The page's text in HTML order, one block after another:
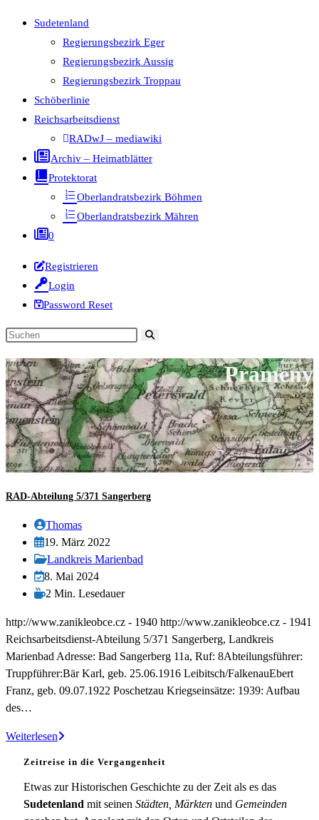
Sudetenland
Regierungsbezirk Eger
Regierungsbezirk Aussig
Regierungsbezirk Troppau
Schöberlinie
Reichsarbeitsdienst
RADwJ – mediawiki
Archiv – Heimatblätter
Protektorat
Oberlandratsbezirk Böhmen
Oberlandratsbezirk Mähren
0
Registrieren
Login
Password Reset
Diese
durchsuchen
Prameny
RAD-Abteilung 5/371 Sangerberg
Beitrags-
Autor:
Thomas
Beitrag
veröffentlicht:
19. März 2022
Beitrags-
Kategorie:
Landkreis Marienbad
Beitrag
zuletzt
am:
8. Mai 2024
Lesedauer:
2 Min. Lesedauer
http://www.zanikleobce.cz - 1940 http://www.zanikleobce.cz - 1941
Reichsarbeitsdienst-Abteilung 5/371 Sangerberg, Landkreis
Marienbad Adresse: Bad Sangerberg 11a, Ruf: 8Abteilungsführer:
Truppführer:Bär Karl, geb. 25.06.1916 Leibitsch/FalkenauEbert
Franz, geb. 09.07.1922 Poschetzau Kriegseinsätze: 1939: Aufbau
des…
WeiterlesenRAD-
Sangerberg
Zeitreise in die Vergangenheit
Etwas zur Historischen Geschichte zu der Zeit als es das
Sudetenland mit seinen Städten, Märkten und Gemeinden